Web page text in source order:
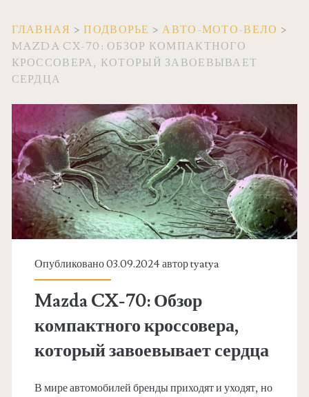
ГЛАВНАЯ >ПОДВОРЬЕ >АВТО-МОТО-ВЕЛО >
MAZDA CX-70: ОБЗОР КОМПАКТНОГО
КРОССОВЕРА, КОТОРЫЙ ЗАВОЕВЫВАЕТ
СЕРДЦА
Опубликовано 03.09.2024 авторtyatya
Mazda CX-70: Обзор
компактного кроссовера,
который завоевывает сердца
В мире автомобилей бренды приходят и уходят, но